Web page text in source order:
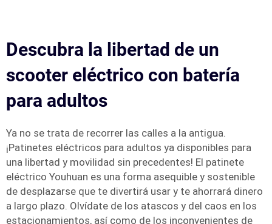
Descubra la libertad de un
scooter eléctrico con batería
para adultos
Ya no se trata de recorrer las calles a la antigua.
¡Patinetes eléctricos para adultos ya disponibles para
una libertad y movilidad sin precedentes! El patinete
eléctrico Youhuan es una forma asequible y sostenible
de desplazarse que te divertirá usar y te ahorrará dinero
a largo plazo. Olvídate de los atascos y del caos en los
estacionamientos, así como de los inconvenientes de